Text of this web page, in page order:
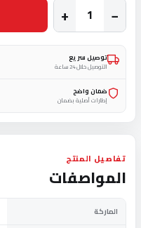
−
+
توصيل سريع
التوصيل خلال 24 ساعة
ضمان واضح
إطارات أصلية بضمان
تفاصيل المنتج
المواصفات
الماركة